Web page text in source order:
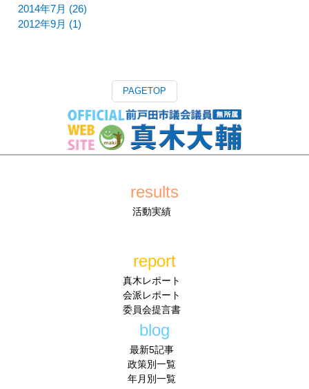
2014年7月 (26)
2012年9月 (1)
PAGETOP
results
活動実績
report
真木レポート
会派レポート
委員会提言書
blog
最新5記事
政策別一覧
年月別一覧